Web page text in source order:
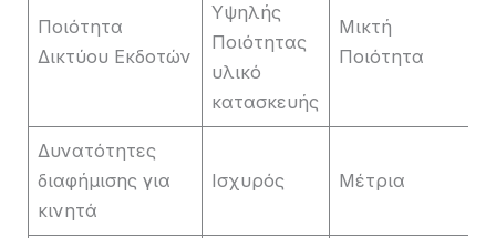
Ποιότητα
Δικτύου Εκδοτών
Υψηλής
Ποιότητας
υλικό
κατασκευής
Μικτή
Ποιότητα
Δυνατότητες
διαφήμισης για
κινητά
Ισχυρός Μέτρια